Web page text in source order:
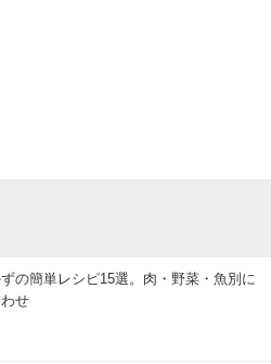
の簡単レシピ15選。肉・野菜・魚別に
せ